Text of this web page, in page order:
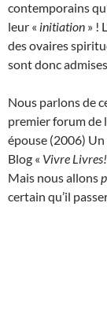
contemporains
leur « initiation » !
des ovaires
sont donc
Nous parlons de
premier forum de
épouse (2006)
Blog « Vivre Livres!
Mais nous allons
certain qu’il